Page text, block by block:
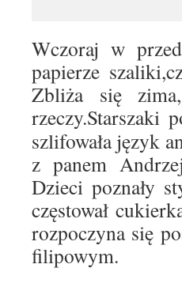
Wczoraj w
papierze
Zbliża się
rzeczy.Starszaki
szlifowała język
z panem
Dzieci poznały
częstował
rozpoczyna się
filipowym.